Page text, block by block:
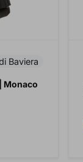
Baviera
Monaco